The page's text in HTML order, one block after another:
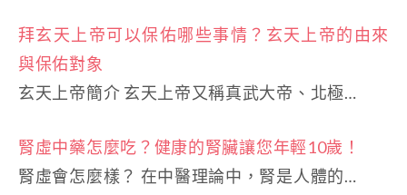
拜玄天上帝可以保佑哪些事情？玄天上帝的由來
與保佑對象
玄天上帝簡介 玄天上帝又稱真武大帝、北極…
腎虛中藥怎麼吃？健康的腎臟讓您年輕10歲！
腎虛會怎麼樣？ 在中醫理論中，腎是人體的…